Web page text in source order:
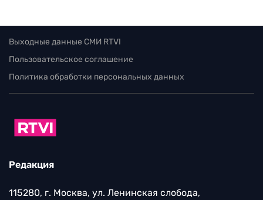
Выходные данные СМИ RTVI
Пользовательское соглашение
Политика обработки персональных данных
Редакция
115280, г. Москва, ул. Ленинская слобода,